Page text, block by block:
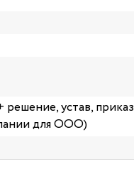
устав, приказ
для ООО)